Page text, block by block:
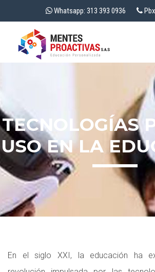
Whatsapp: 313 393 0936
TECNOLOGÍAS
USO EN LA
En el siglo XXI, la educación ha